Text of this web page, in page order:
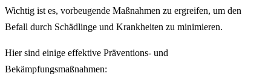
Wichtig ist es, vorbeugende Maßnahmen zu ergreifen, um den
Befall durch Schädlinge und Krankheiten zu minimieren.
Hier sind einige effektive Präventions- und
Bekämpfungsmaßnahmen: